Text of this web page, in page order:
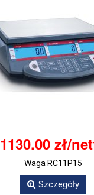
1130.00 zł/
Waga RC11P15
Szczegóły